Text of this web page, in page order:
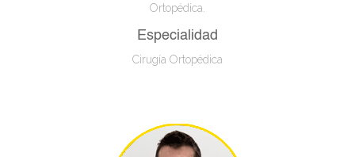
Ortopédica.
Especialidad
Cirugía Ortopédica